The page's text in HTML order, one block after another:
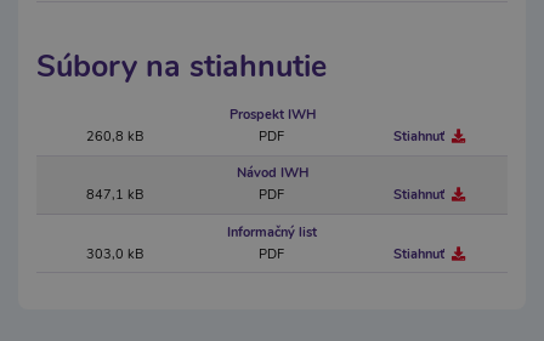
Súbory na stiahnutie
Prospekt IWH
260,8 kB
PDF Stiahnuť
Návod IWH
847,1 kB
PDF Stiahnuť
Informačný list
303,0 kB
PDF Stiahnuť